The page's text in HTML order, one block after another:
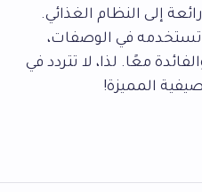
إلى النظام الغذائي.
تستخدمه في الوصفات،
معًا. لذا، لا تتردد في
المميزة!